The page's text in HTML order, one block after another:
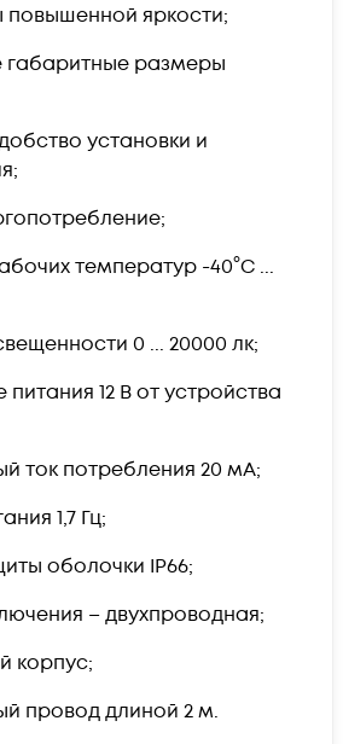
повышенной яркости;
габаритные размеры
установки и
температур -40°C ...
0 ... 20000 лк;
12 В от устройства
ток потребления 20 мА;
1,7 Гц;
оболочки IP66;
– двухпроводная;
корпус;
провод длиной 2 м.